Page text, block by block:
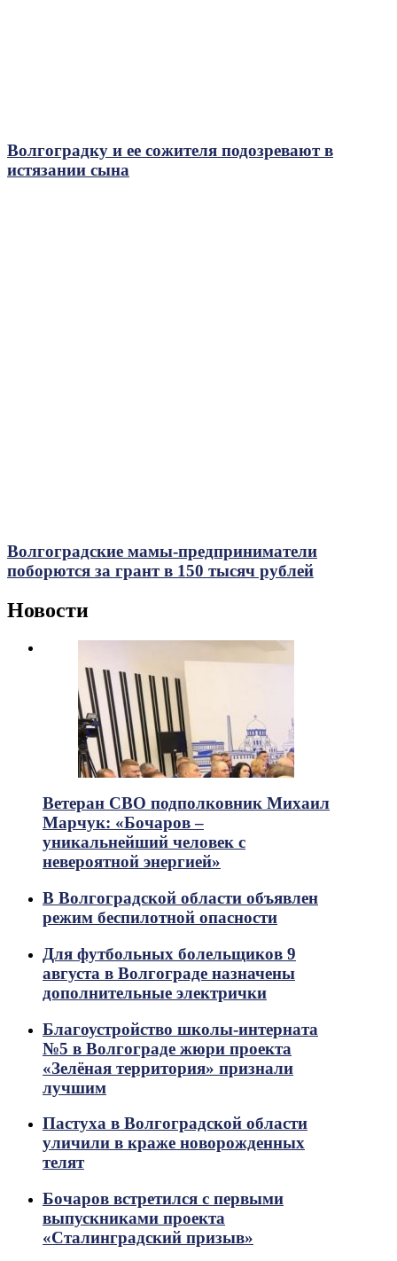
Волгоградку и ее сожителя подозревают в
истязании сына
Волгоградские мамы-предприниматели
поборются за грант в 150 тысяч рублей
Новости
Ветеран СВО подполковник Михаил
Марчук: «Бочаров –
уникальнейший человек с
невероятной энергией»
В Волгоградской области объявлен
режим беспилотной опасности
Для футбольных болельщиков 9
августа в Волгограде назначены
дополнительные электрички
Благоустройство школы-интерната
№5 в Волгограде жюри проекта
«Зелёная территория» признали
лучшим
Пастуха в Волгоградской области
уличили в краже новорожденных
телят
Бочаров встретился с первыми
выпускниками проекта
«Сталинградский призыв»